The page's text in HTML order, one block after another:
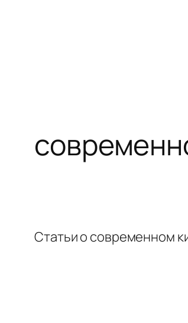
Статьи о современном